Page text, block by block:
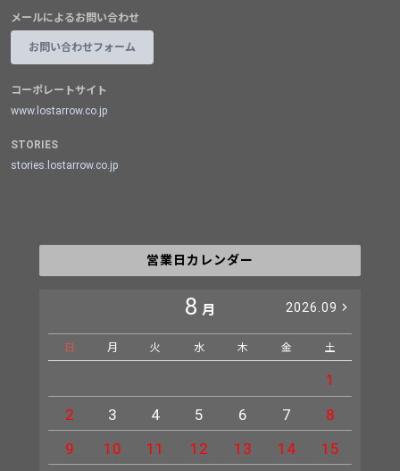
メールによるお問い合わせ
お問い合わせフォーム
コーポレートサイト
www.lostarrow.co.jp
STORIES
stories.lostarrow.co.jp
営業日カレンダー
8 月 2026.09
日 月 火 水 木 金 土
1
2
3 4 5 6 7
8
9
10 11 12 13 14
15